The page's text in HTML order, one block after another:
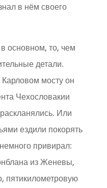
в нём своего
основном, то, чем
детали.
мосту он
Чехословакии
Или
ездили покорять
привирал:
из Женевы,
пятикилометровую